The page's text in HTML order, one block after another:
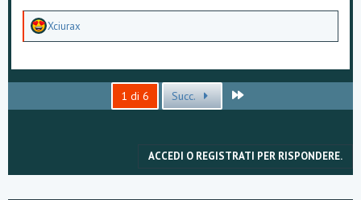
A
i
Xciurax
1 di 6 Succ.
ACCEDI O REGISTRATI PER RISPONDERE.